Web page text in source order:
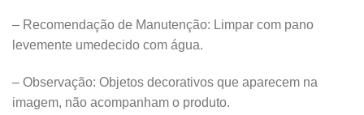
– Recomendação de Manutenção: Limpar com pano
levemente umedecido com água.
– Observação: Objetos decorativos que aparecem na
imagem, não acompanham o produto.